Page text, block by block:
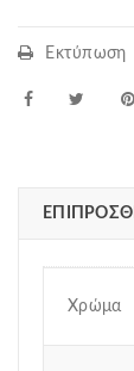
Εκτύπωση
Χρώμα